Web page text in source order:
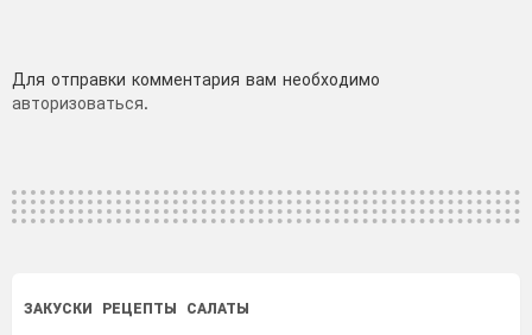
Добавить
комментарий
Для отправки комментария вам необходимо
авторизоваться.
ЗАКУСКИ РЕЦЕПТЫ САЛАТЫ